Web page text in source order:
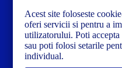
Acest site foloseste
oferi servicii si pentru a
utilizatorului. Poti
sau poti folosi setarile
individual.